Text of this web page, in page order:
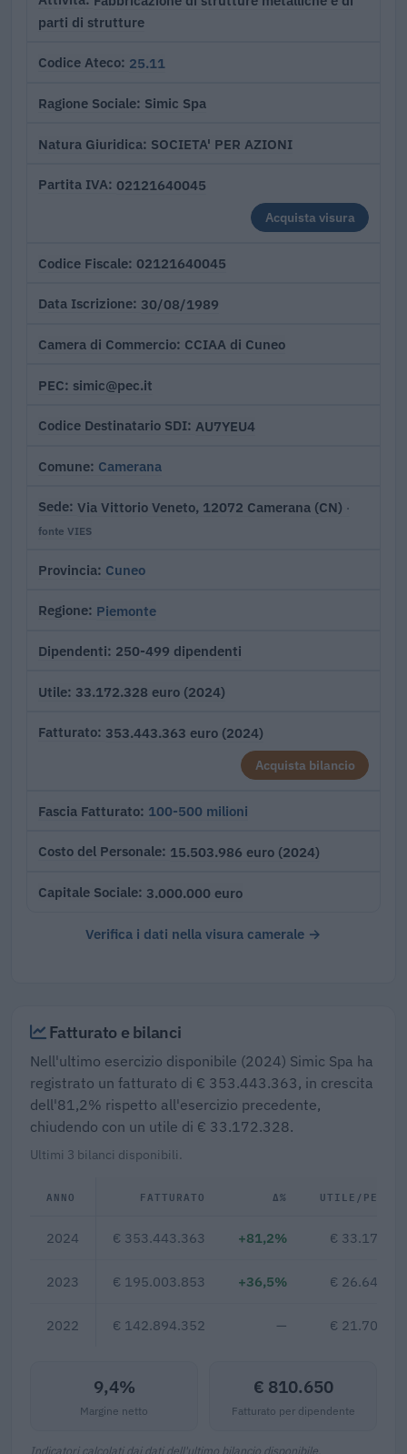
parti di strutture
Codice Ateco 25.11
Ragione Sociale Simic Spa
Natura Giuridica SOCIETA' PER AZIONI
Partita IVA 02121640045
Acquista visura
Codice Fiscale 02121640045
Data Iscrizione 30/08/1989
Camera di Commercio CCIAA di Cuneo
PEC simic@pec.it
Codice Destinatario SDI AU7YEU4
Comune Camerana
Sede Via Vittorio Veneto, 12072 Camerana (CN) ·
fonte VIES
Provincia Cuneo
Regione Piemonte
Dipendenti 250-499 dipendenti
Utile 33.172.328 euro (2024)
Fatturato 353.443.363 euro (2024)
Acquista bilancio
Fascia Fatturato 100-500 milioni
Costo del Personale 15.503.986 euro (2024)
Capitale Sociale 3.000.000 euro
Verifica i dati nella visura camerale →
Fatturato e bilanci
Nell'ultimo esercizio disponibile (2024) Simic Spa ha
registrato un fatturato di € 353.443.363, in crescita
dell'81,2% rispetto all'esercizio precedente,
chiudendo con un utile di € 33.172.328.
Ultimi 3 bilanci disponibili.
ANNO FATTURATO Δ% UTILE/
2024 € 353.443.363 +81,2% €
2023 € 195.003.853 +36,5% €
2022 € 142.894.352 — €
9,4%
Margine netto
€ 810.650
Fatturato per dipendente
Indicatori calcolati dai dati dell'ultimo bilancio disponibile.